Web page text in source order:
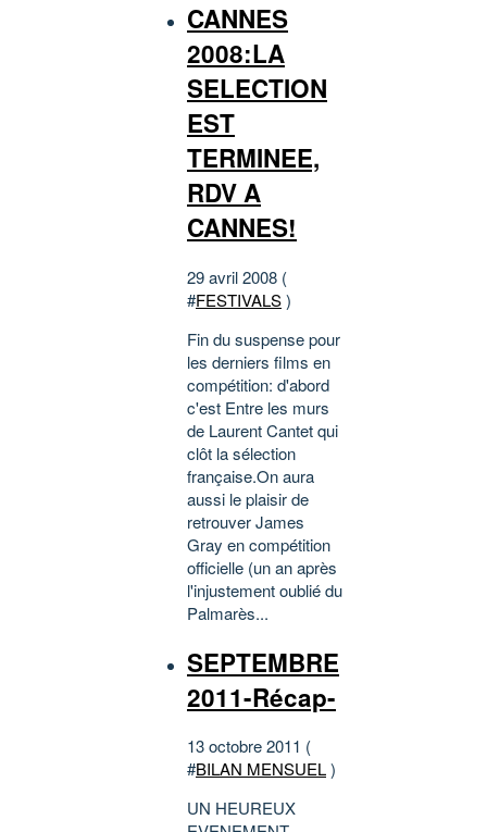
CANNES
2008:LA
SELECTION
EST
TERMINEE,
RDV A
CANNES!
29 avril 2008 (
#FESTIVALS)
Fin du suspense pour
les derniers films en
compétition: d'abord
c'est Entre les murs
de Laurent Cantet qui
clôt la sélection
française.On aura
aussi le plaisir de
retrouver James
Gray en compétition
officielle (un an après
l'injustement oublié du
Palmarès...
SEPTEMBRE
2011-Récap-
13 octobre 2011 (
#BILAN MENSUEL)
UN HEUREUX